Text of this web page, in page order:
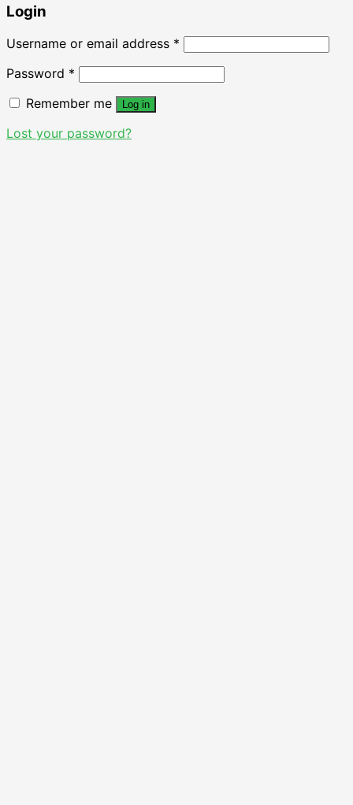
Login
Username or email address *
Password *
Remember me
Log in
Lost your password?